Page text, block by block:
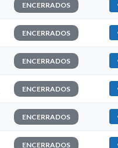
ENCERRADOS
ENCERRADOS
ENCERRADOS
ENCERRADOS
ENCERRADOS
ENCERRADOS